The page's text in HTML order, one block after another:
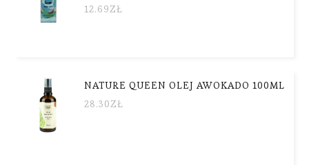
12.69ZŁ
NATURE QUEEN OLEJ AWOKADO 100ML
28.30ZŁ